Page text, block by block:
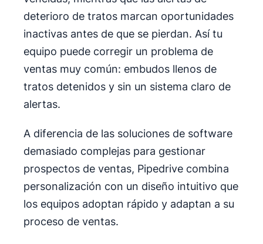
deterioro de tratos marcan oportunidades
inactivas antes de que se pierdan. Así tu
equipo puede corregir un problema de
ventas muy común: embudos llenos de
tratos detenidos y sin un sistema claro de
alertas.
A diferencia de las soluciones de software
demasiado complejas para gestionar
prospectos de ventas, Pipedrive combina
personalización con un diseño intuitivo que
los equipos adoptan rápido y adaptan a su
proceso de ventas.